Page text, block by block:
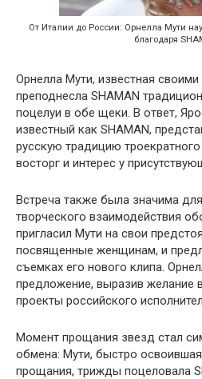
От Италии до России: Орнелла Мути
благодаря
Орнелла Мути, известная
преподнесла SHAMAN
поцелуи в обе щеки. В ответ,
известный как SHAMAN,
русскую традицию
восторг и интерес у
Встреча также была значима
творческого взаимодействия
пригласил Мути на свои
посвященные женщинам, и
съемках его нового клипа.
предложение, выразив желание
проекты российского
Момент прощания звезд стал
обмена: Мути, быстро
прощания, трижды поцеловала